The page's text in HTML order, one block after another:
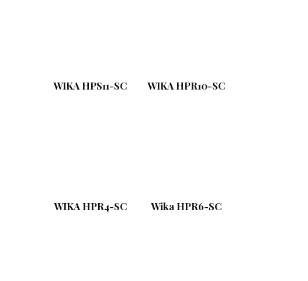
WIKA HPS11-SC WIKA HPR10-SC
WIKA HPR4-SC Wika HPR6-SC